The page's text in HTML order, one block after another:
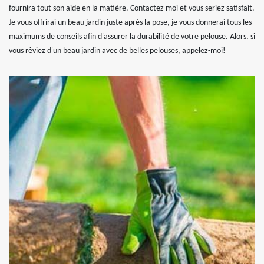
fournira tout son aide en la matière. Contactez moi et vous seriez satisfait.
Je vous offrirai un beau jardin juste après la pose, je vous donnerai tous les
maximums de conseils afin d'assurer la durabilité de votre pelouse. Alors, si
vous rêviez d'un beau jardin avec de belles pelouses, appelez-moi!